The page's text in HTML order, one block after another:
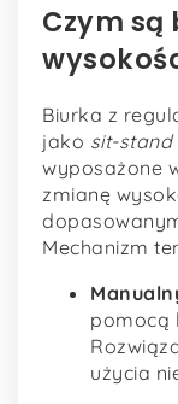
Czym
Biurka z
jako sit-stand
wyposażone
zmianę
Mechanizm
pomocą
użycia